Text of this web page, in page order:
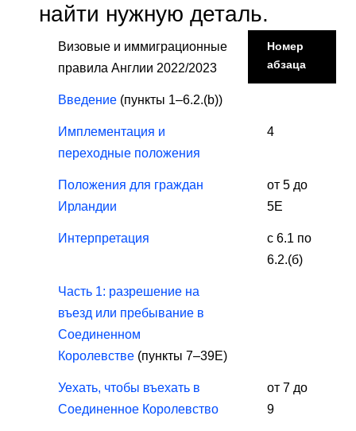
найти нужную деталь.
Визовые и иммиграционные
правила Англии 2022/2023
Номер
абзаца
Введение (пункты 1–6.2.(b))
Имплементация и
переходные положения
4
Положения для граждан
Ирландии
от 5 до
5Е
Интерпретация
с 6.1 по
6.2.(б)
Часть 1: разрешение на
въезд или пребывание в
Соединенном
Королевстве (пункты 7–39E)
Уехать, чтобы въехать в
Соединенное Королевство
от 7 до
9